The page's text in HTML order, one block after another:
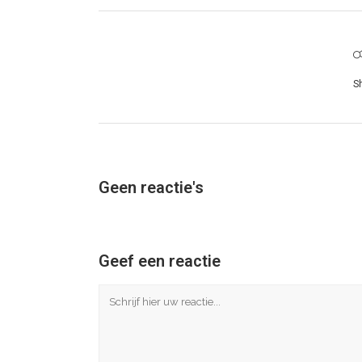
Geen reactie's
Geef een reactie